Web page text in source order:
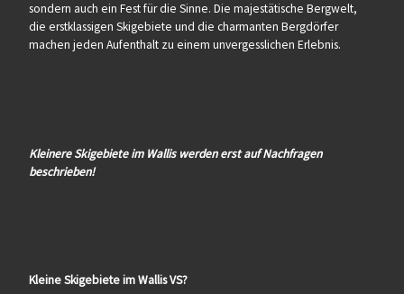
sondern auch ein Fest für die Sinne. Die majestätische Bergwelt,
die erstklassigen Skigebiete und die charmanten Bergdörfer
machen jeden Aufenthalt zu einem unvergesslichen Erlebnis.
Kleinere Skigebiete im Wallis werden erst auf Nachfragen
beschrieben!
Kleine Skigebiete im Wallis VS?